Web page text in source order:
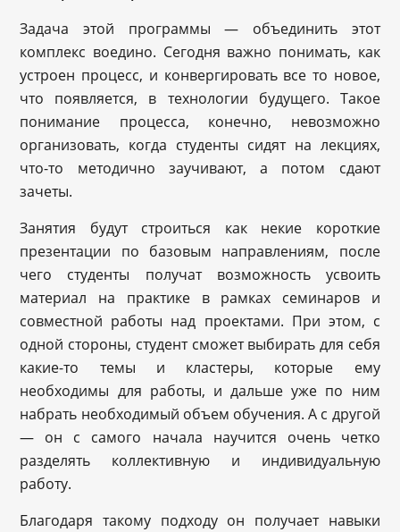
Задача этой программы — объединить этот
комплекс воедино. Сегодня важно понимать, как
устроен процесс, и конвергировать все то новое,
что появляется, в технологии будущего. Такое
понимание процесса, конечно, невозможно
организовать, когда студенты сидят на лекциях,
что-то методично заучивают, а потом сдают
зачеты.
Занятия будут строиться как некие короткие
презентации по базовым направлениям, после
чего студенты получат возможность усвоить
материал на практике в рамках семинаров и
совместной работы над проектами. При этом, с
одной стороны, студент сможет выбирать для себя
какие-то темы и кластеры, которые ему
необходимы для работы, и дальше уже по ним
набрать необходимый объем обучения. А с другой
— он с самого начала научится очень четко
разделять коллективную и индивидуальную
работу.
Благодаря такому подходу он получает навыки